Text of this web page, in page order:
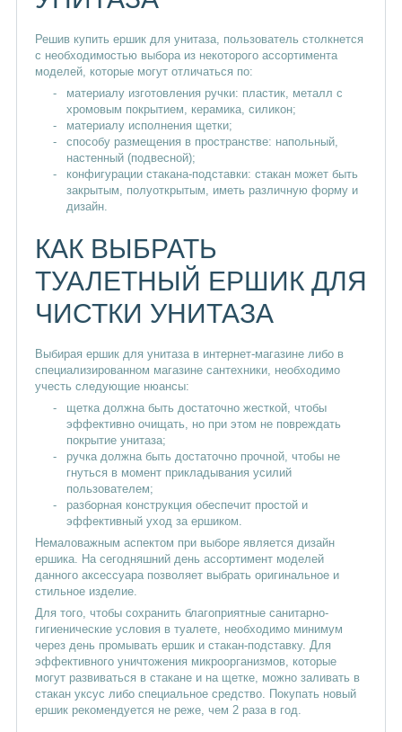
Решив купить ершик для унитаза, пользователь столкнется
с необходимостью выбора из некоторого ассортимента
моделей, которые могут отличаться по:
материалу изготовления ручки: пластик, металл с
хромовым покрытием, керамика, силикон;
материалу исполнения щетки;
способу размещения в пространстве: напольный,
настенный (подвесной);
конфигурации стакана-подставки: стакан может быть
закрытым, полуоткрытым, иметь различную форму и
дизайн.
КАК ВЫБРАТЬ
ТУАЛЕТНЫЙ ЕРШИК ДЛЯ
ЧИСТКИ УНИТАЗА
Выбирая ершик для унитаза в интернет-магазине либо в
специализированном магазине сантехники, необходимо
учесть следующие нюансы:
щетка должна быть достаточно жесткой, чтобы
эффективно очищать, но при этом не повреждать
покрытие унитаза;
ручка должна быть достаточно прочной, чтобы не
гнуться в момент прикладывания усилий
пользователем;
разборная конструкция обеспечит простой и
эффективный уход за ершиком.
Немаловажным аспектом при выборе является дизайн
ершика. На сегодняшний день ассортимент моделей
данного аксессуара позволяет выбрать оригинальное и
стильное изделие.
Для того, чтобы сохранить благоприятные санитарно-
гигиенические условия в туалете, необходимо минимум
через день промывать ершик и стакан-подставку. Для
эффективного уничтожения микроорганизмов, которые
могут развиваться в стакане и на щетке, можно заливать в
стакан уксус либо специальное средство. Покупать новый
ершик рекомендуется не реже, чем 2 раза в год.